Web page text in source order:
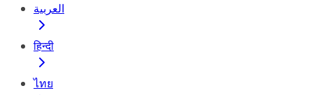
العربية
हिन्दी
ไทย